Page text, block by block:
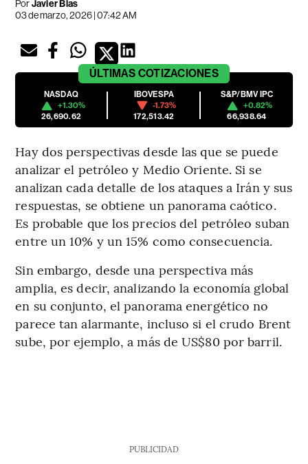
PorJavier Blas
03 de marzo, 2026 | 07:42 AM
ÚLTIMAS COTIZACIONES
NASDAQ
+1.30%
26,690.62
IBOVESPA
-1.73%
172,513.42
S&P/BMV IPC
+0.82%
66,938.64
Hay dos perspectivas desde las que se puede
analizar el petróleo y Medio Oriente. Si se
analizan cada detalle de los ataques a Irán y sus
respuestas, se obtiene un panorama caótico.
Es probable que los precios del petróleo suban
entre un 10% y un 15% como consecuencia.
Sin embargo, desde una perspectiva más
amplia, es decir, analizando la economía global
en su conjunto, el panorama energético no
parece tan alarmante, incluso si el crudo Brent
sube, por ejemplo, a más de US$80 por barril.
PUBLICIDAD